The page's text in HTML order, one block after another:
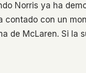
Norris ya ha
con un
de McLaren. Si la